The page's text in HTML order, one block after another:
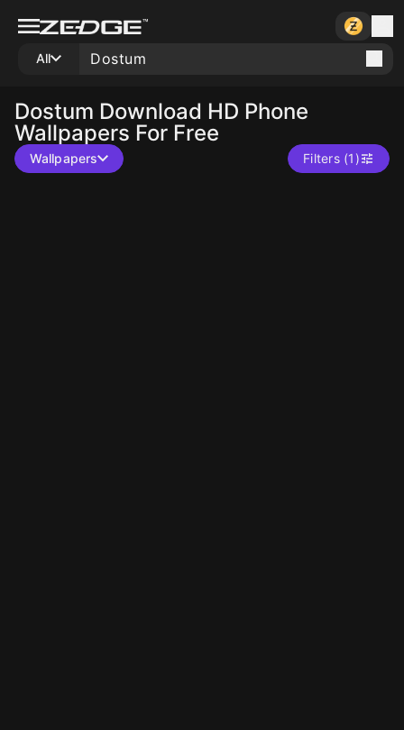
All
Dostum Download HD Phone
Wallpapers For Free
Wallpapers Filters (1)